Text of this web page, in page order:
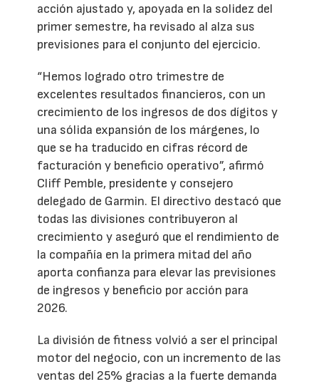
acción ajustado y, apoyada en la solidez del
primer semestre, ha revisado al alza sus
previsiones para el conjunto del ejercicio.
“Hemos logrado otro trimestre de
excelentes resultados financieros, con un
crecimiento de los ingresos de dos dígitos y
una sólida expansión de los márgenes, lo
que se ha traducido en cifras récord de
facturación y beneficio operativo”, afirmó
Cliff Pemble, presidente y consejero
delegado de Garmin. El directivo destacó que
todas las divisiones contribuyeron al
crecimiento y aseguró que el rendimiento de
la compañía en la primera mitad del año
aporta confianza para elevar las previsiones
de ingresos y beneficio por acción para
2026.
La división de fitness volvió a ser el principal
motor del negocio, con un incremento de las
ventas del 25% gracias a la fuerte demanda